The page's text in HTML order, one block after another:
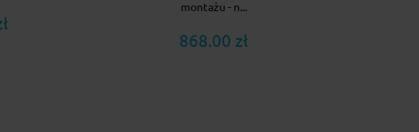
montażu - n...
868.00 zł